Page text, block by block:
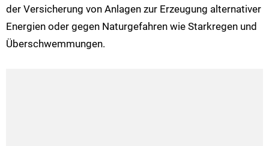
der Versicherung von Anlagen zur Erzeugung alternativer
Energien oder gegen Naturgefahren wie Starkregen und
Überschwemmungen.